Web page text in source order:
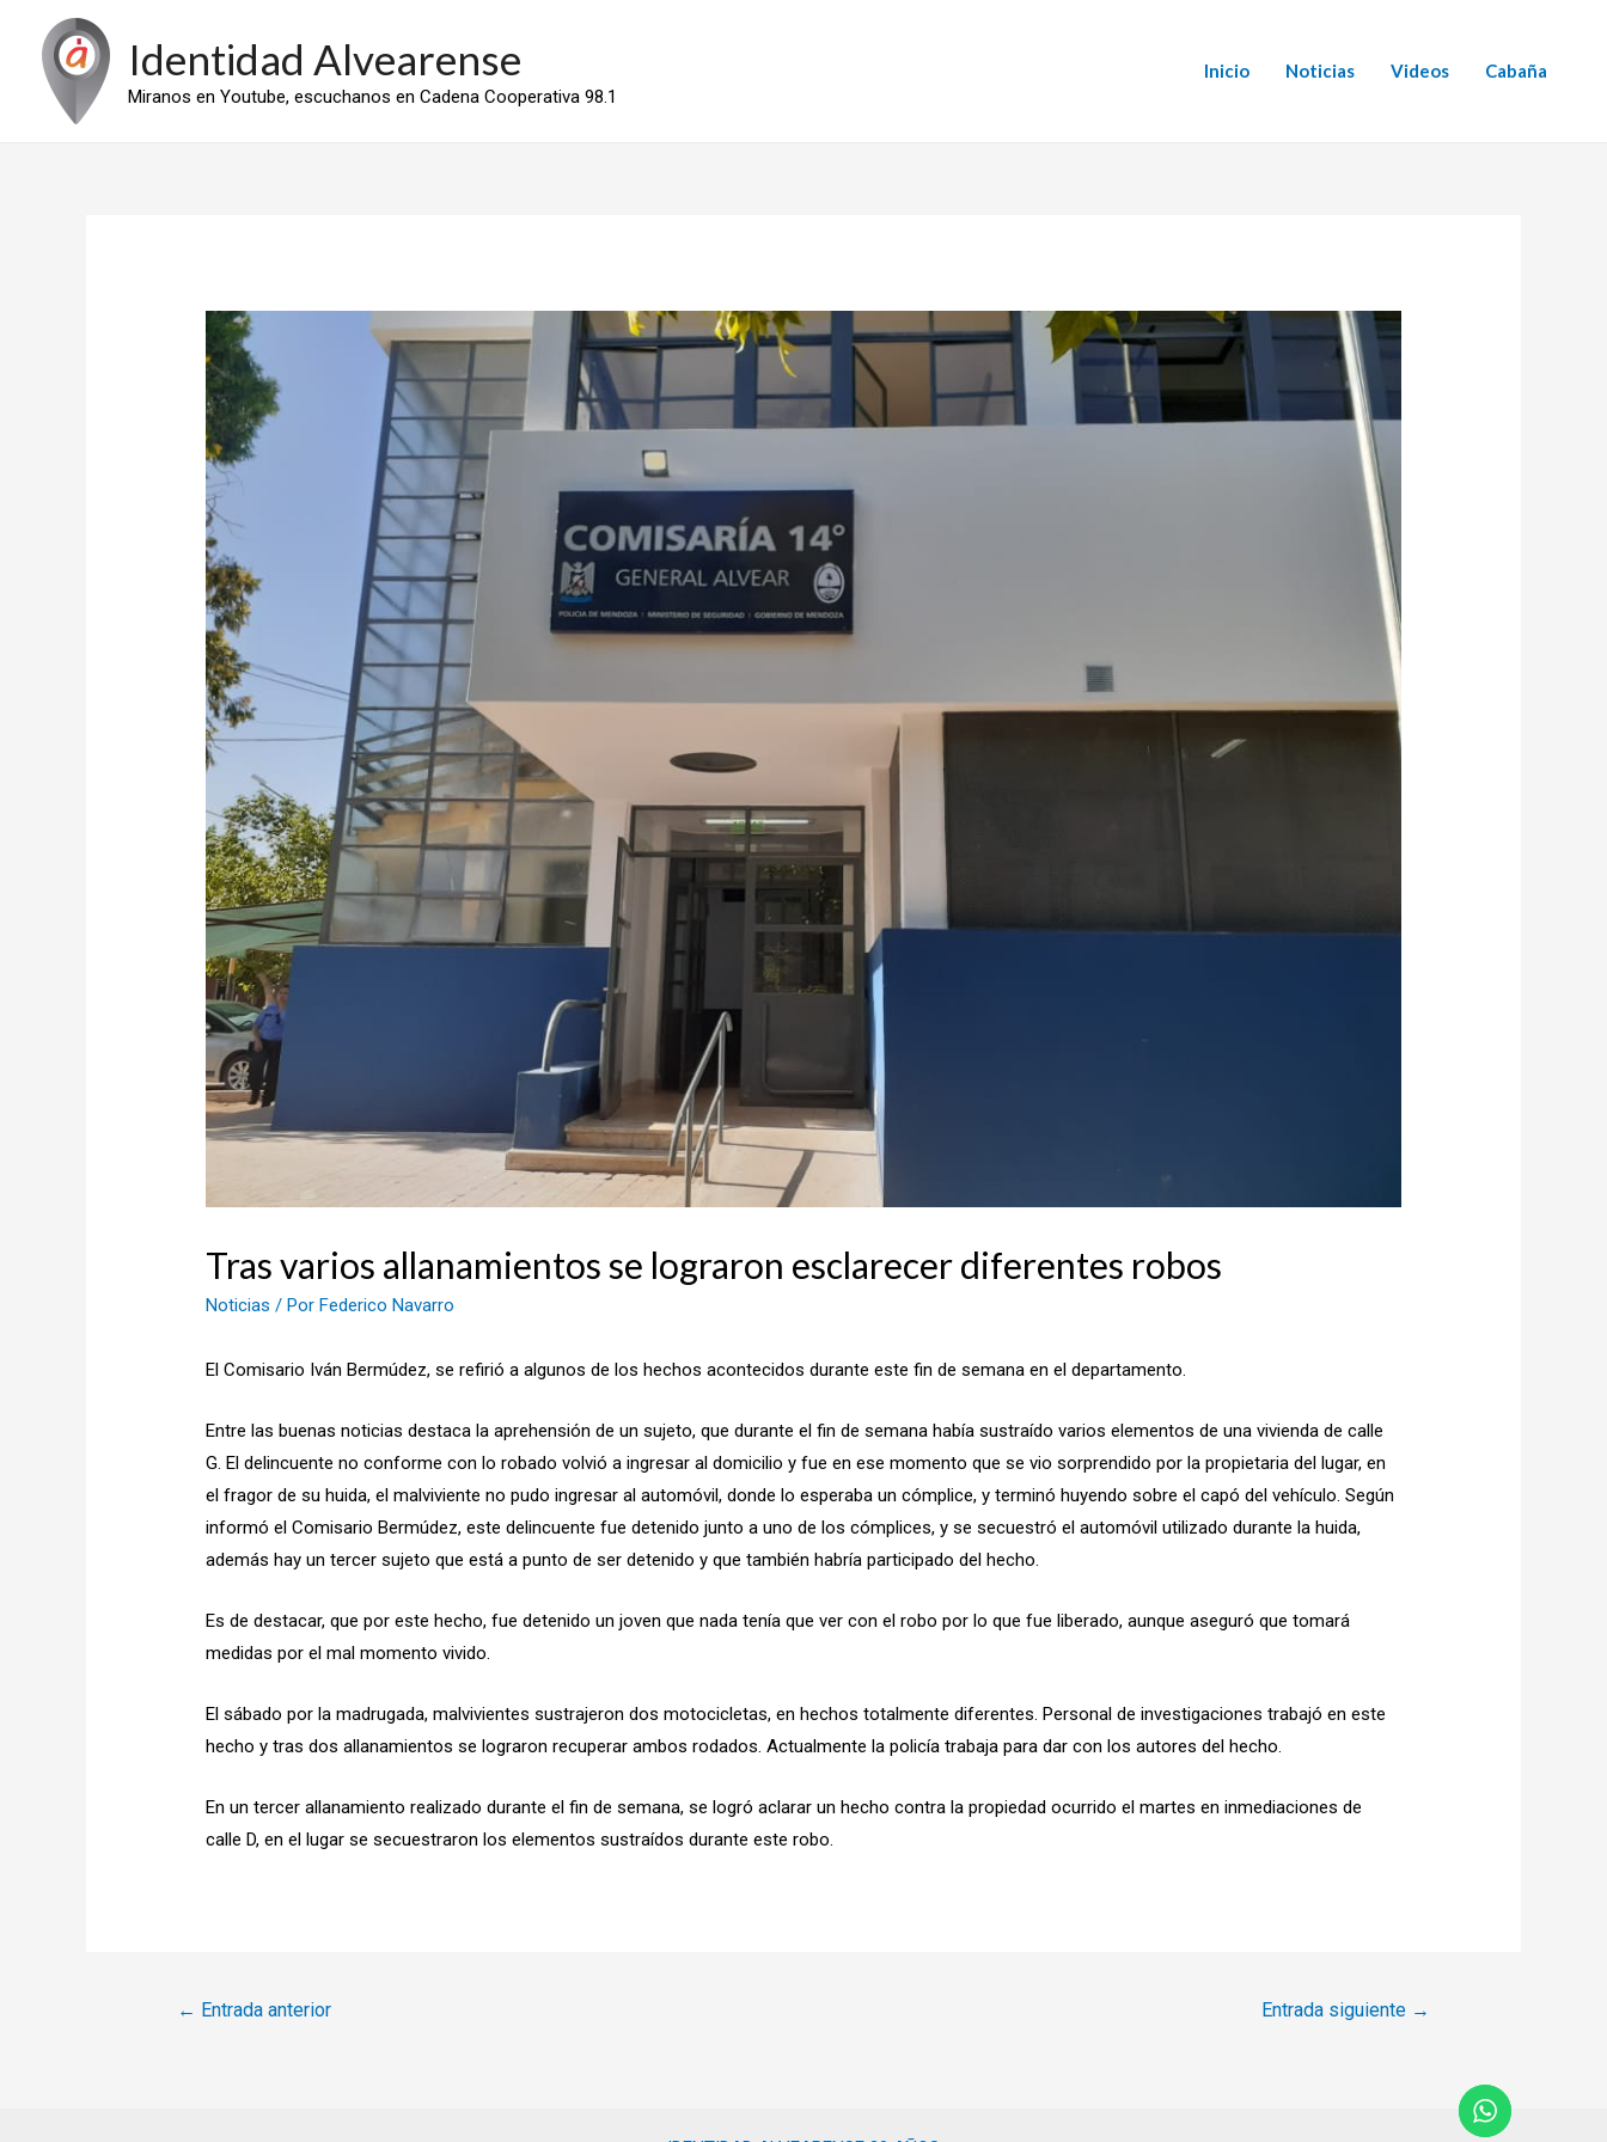
contenido
Identidad Alvearense
Miranos en Youtube, escuchanos en Cadena Cooperativa 98.1
Inicio Noticias Videos Cabaña
Tras varios allanamientos se lograron esclarecer diferentes robos
Noticias / PorFederico Navarro
El Comisario Iván Bermúdez, se refirió a algunos de los hechos acontecidos durante este fin de semana en el departamento.
Entre las buenas noticias destaca la aprehensión de un sujeto, que durante el fin de semana había sustraído varios elementos de una vivienda de calle
G. El delincuente no conforme con lo robado volvió a ingresar al domicilio y fue en ese momento que se vio sorprendido por la propietaria del lugar, en
el fragor de su huida, el malviviente no pudo ingresar al automóvil, donde lo esperaba un cómplice, y terminó huyendo sobre el capó del vehículo. Según
informó el Comisario Bermúdez, este delincuente fue detenido junto a uno de los cómplices, y se secuestró el automóvil utilizado durante la huida,
además hay un tercer sujeto que está a punto de ser detenido y que también habría participado del hecho.
Es de destacar, que por este hecho, fue detenido un joven que nada tenía que ver con el robo por lo que fue liberado, aunque aseguró que tomará
medidas por el mal momento vivido.
El sábado por la madrugada, malvivientes sustrajeron dos motocicletas, en hechos totalmente diferentes. Personal de investigaciones trabajó en este
hecho y tras dos allanamientos se lograron recuperar ambos rodados. Actualmente la policía trabaja para dar con los autores del hecho.
En un tercer allanamiento realizado durante el fin de semana, se logró aclarar un hecho contra la propiedad ocurrido el martes en inmediaciones de
calle D, en el lugar se secuestraron los elementos sustraídos durante este robo.
Navegación
← Entrada anterior Entrada siguiente →